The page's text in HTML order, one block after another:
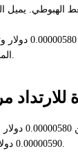
الهبوطي. يميل
المستوى النفسي 0.000006 دولار.
0.00000590 دولار، مما يمنع المزيد من الهبوط.